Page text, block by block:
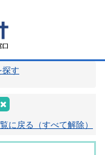
探す
に戻る（すべて解除）